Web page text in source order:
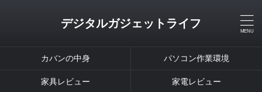
デジタルガジェットライフ
カバンの中身 パソコン作業環境
家具レビュー 家電レビュー